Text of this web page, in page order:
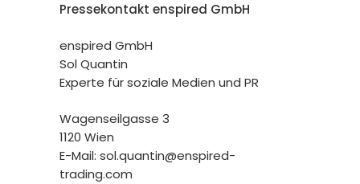
Pressekontakt enspired GmbH
enspired GmbH
Sol Quantin
Experte für soziale Medien und PR
Wagenseilgasse 3
1120 Wien
E-Mail: sol.quantin@enspired-
trading.com